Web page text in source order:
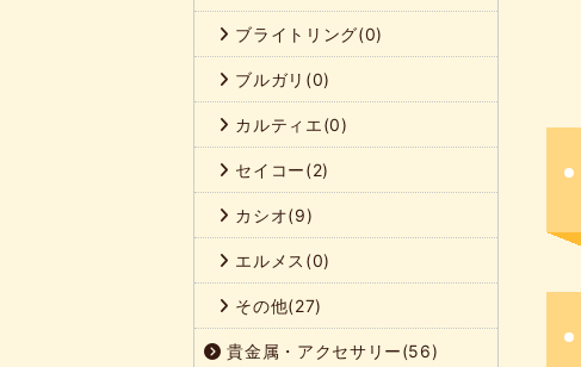
ブライトリング(0)
ブルガリ(0)
カルティエ(0)
セイコー(2)
カシオ(9)
エルメス(0)
その他(27)
貴金属・アクセサリー(56)